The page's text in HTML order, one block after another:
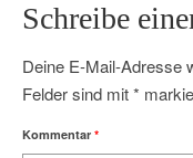
Schreibe
Deine E-Mail-Adresse
Felder sind mit*
Kommentar *